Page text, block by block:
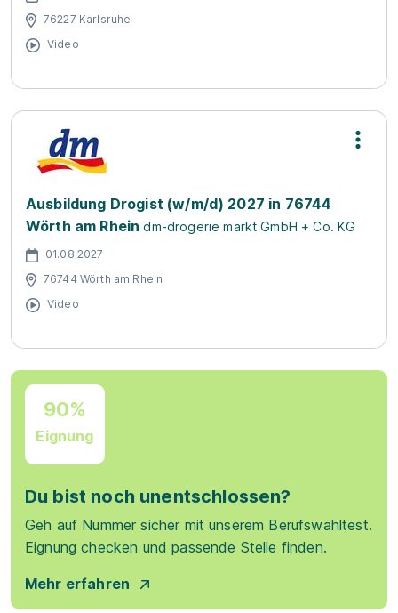
76227 Karlsruhe
Video
Ausbildung Drogist (w/m/d) 2027 in 76744
Wörth am Rhein dm-drogerie markt GmbH + Co. KG
01.08.2027
76744 Wörth am Rhein
Video
90%
Eignung
Du bist noch unentschlossen?
Geh auf Nummer sicher mit unserem Berufswahltest.
Eignung checken und passende Stelle finden.
Mehr erfahren